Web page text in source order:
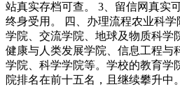
站真实存档可查。 3、留信网真实
终身受用。 四、办理流程农业科
学院、交流学院、地球及物质科学
健康与人类发展学院、信息工程与
学院、科学学院等。学校的教育学
院排名在前十五名，且继续攀升中